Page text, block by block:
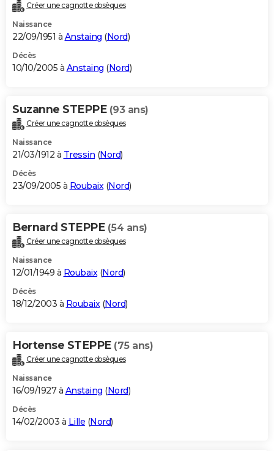
Créer une cagnotte obsèques
Naissance
22/09/1951 à Anstaing (Nord)
Décès
10/10/2005 à Anstaing (Nord)
Suzanne STEPPE (93 ans)
Créer une cagnotte obsèques
Naissance
21/03/1912 à Tressin (Nord)
Décès
23/09/2005 à Roubaix(Nord)
Bernard STEPPE (54 ans)
Créer une cagnotte obsèques
Naissance
12/01/1949 à Roubaix(Nord)
Décès
18/12/2003 à Roubaix(Nord)
Hortense STEPPE (75 ans)
Créer une cagnotte obsèques
Naissance
16/09/1927 à Anstaing (Nord)
Décès
14/02/2003 à Lille (Nord)